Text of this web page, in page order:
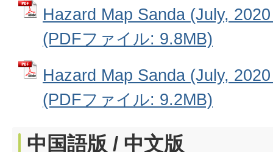
Hazard Map Sanda (July,
(PDFファイル: 9.8MB)
Hazard Map Sanda (July,
(PDFファイル: 9.2MB)
中国語版 / 中文版